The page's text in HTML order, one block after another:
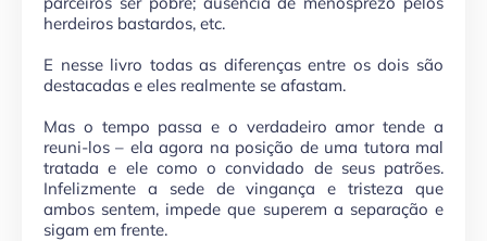
herdeiros bastardos, etc.
E nesse livro todas as diferenças entre os dois são
destacadas e eles realmente se afastam.
Mas o tempo passa e o verdadeiro amor tende a
reuni-los – ela agora na posição de uma tutora mal
tratada e ele como o convidado de seus patrões.
Infelizmente a sede de vingança e tristeza que
ambos sentem, impede que superem a separação e
sigam em frente.